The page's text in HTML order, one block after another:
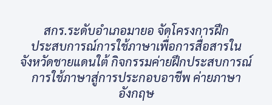
สกร.ระดับอำเภอมายอ จัดโครงการฝึก
ประสบการณ์การใช้ภาษาเพื่อการสื่อสารใน
จังหวัดชายแดนใต้ กิจกรรมค่ายฝึกประสบการณ์
การใช้ภาษาสู่การประกอบอาชีพ ค่ายภาษา
อังกฤษ